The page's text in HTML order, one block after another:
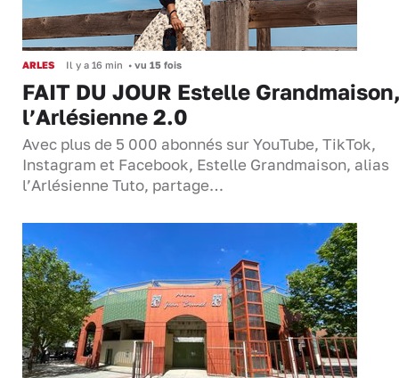
ARLES Il y a 16 min • vu 15 fois
FAIT DU JOUR Estelle
l’Arlésienne 2.0
Avec plus de 5 000 abonnés sur YouTube, TikTok,
Instagram et Facebook, Estelle Grandmaison, alias
l’Arlésienne Tuto, partage…